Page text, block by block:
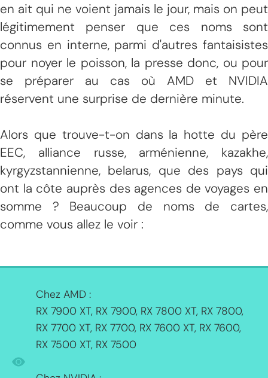
en ait qui ne voient jamais le jour, mais on peut
légitimement penser que ces noms sont
connus en interne, parmi d'autres fantaisistes
pour noyer le poisson, la presse donc, ou pour
se préparer au cas où AMD et NVIDIA
réservent une surprise de dernière minute.
Alors que trouve-t-on dans la hotte du père
EEC, alliance russe, arménienne, kazakhe,
kyrgyzstannienne, belarus, que des pays qui
ont la côte auprès des agences de voyages en
somme ? Beaucoup de noms de cartes,
comme vous allez le voir :
Chez AMD :
RX 7900 XT, RX 7900, RX 7800 XT, RX 7800,
RX 7700 XT, RX 7700, RX 7600 XT, RX 7600,
RX 7500 XT, RX 7500